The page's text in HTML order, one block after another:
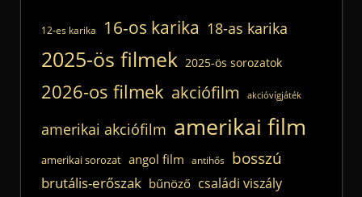
12-es karika 16-os karika 18-as karika
2025-ös filmek 2025-ös sorozatok
2026-os filmek akciófilm akcióvígjáték
amerikai akciófilm amerikai film
amerikai sorozat angol film antihős bosszú
brutális-erőszak bűnöző családi viszály